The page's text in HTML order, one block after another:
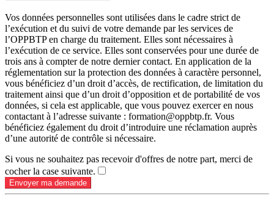
Vos données personnelles sont utilisées dans le cadre strict de
l’exécution et du suivi de votre demande par les services de
l’OPPBTP en charge du traitement. Elles sont nécessaires à
l’exécution de ce service. Elles sont conservées pour une durée de
trois ans à compter de notre dernier contact. En application de la
réglementation sur la protection des données à caractère personnel,
vous bénéficiez d’un droit d’accès, de rectification, de limitation du
traitement ainsi que d’un droit d’opposition et de portabilité de vos
données, si cela est applicable, que vous pouvez exercer en nous
contactant à l’adresse suivante : formation@oppbtp.fr. Vous
bénéficiez également du droit d’introduire une réclamation auprès
d’une autorité de contrôle si nécessaire.
Si vous ne souhaitez pas recevoir d'offres de notre part, merci de
cocher la case suivante.
Envoyer ma demande